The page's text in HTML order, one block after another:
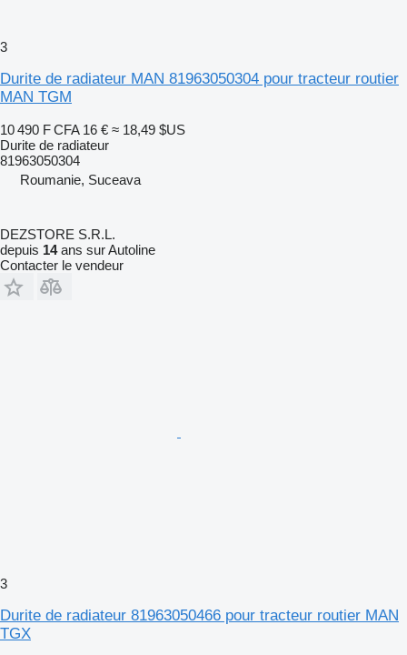
3
Durite de radiateur MAN 81963050304 pour tracteur routier
MAN TGM
10 490 F CFA 16 € ≈ 18,49 $US
Durite de radiateur
81963050304
Roumanie, Suceava
DEZSTORE S.R.L.
depuis 14ans sur Autoline
Contacter le vendeur
3
Durite de radiateur 81963050466 pour tracteur routier MAN
TGX